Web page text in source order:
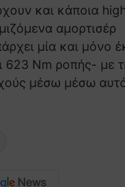
και κάποια
αμορτισέρ
μία και μόνο
623 Nm ροπής- με
μέσω μέσω